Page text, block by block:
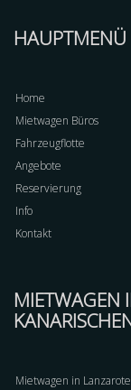
HAUPTMENÜ
Home
Mietwagen Büros
Fahrzeugflotte
Angebote
Reservierung
Info
Kontakt
MIETWAGEN
Mietwagen in Lanzarote